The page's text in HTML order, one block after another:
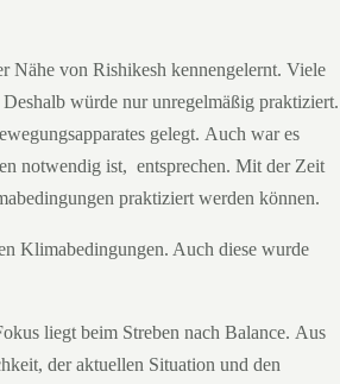
Nähe von Rishikesh kennengelernt. Viele
würde nur unregelmäßig praktiziert.
gelegt. Auch war es
notwendig ist, entsprechen. Mit der Zeit
praktiziert werden können.
Klimabedingungen. Auch diese wurde
liegt beim Streben nach Balance. Aus
der aktuellen Situation und den